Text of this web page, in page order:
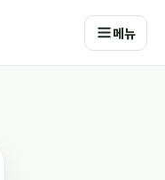
메뉴